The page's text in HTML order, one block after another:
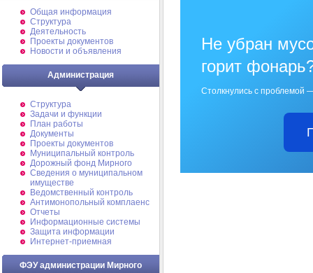
Общая информация
Структура
Деятельность
Проекты документов
Новости и объявления
Администрация
Структура
Задачи и функции
План работы
Документы
Проекты документов
Муниципальный контроль
Дорожный фонд Мирного
Cведения о муниципальном
имуществе
Ведомственный контроль
Антимонопольный комплаенс
Отчеты
Информационные системы
Защита информации
Интернет-приемная
ФЭУ администрации Мирного
Не убран
горит
Столкнулись с проблемой